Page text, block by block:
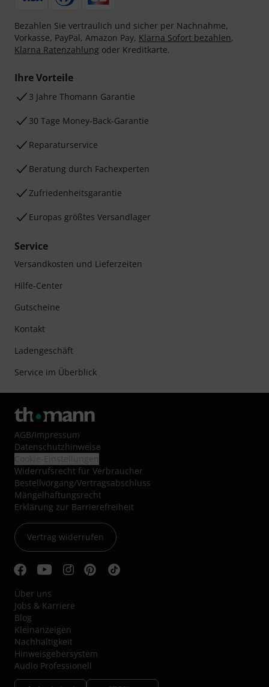
Bezahlen Sie vertraulich und sicher per Nachnahme,
Vorkasse, PayPal, Amazon Pay, Klarna Sofort bezahlen,
Klarna Ratenzahlung oder Kreditkarte.
Ihre Vorteile
3 Jahre Thomann Garantie
30 Tage Money-Back-Garantie
Reparaturservice
Beratung durch Fachexperten
Zufriedenheitsgarantie
Europas größtes Versandlager
Service
Versandkosten und Lieferzeiten
Hilfe-Center
Gutscheine
Kontakt
Ladengeschäft
Service im Überblick
AGB/Impressum
Datenschutzhinweise
Widerrufsrecht für Verbraucher
Bestellvorgang/Vertragsabschluss
Mängelhaftungsrecht
Erklärung zur Barrierefreiheit
Vertrag widerrufen
Über uns
Jobs & Karriere
Blog
Kleinanzeigen
Nachhaltigkeit
Hinweisgebersystem
Audio Professionell